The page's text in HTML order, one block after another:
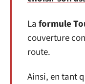
Laformule
couverture
route.
Ainsi, en tant